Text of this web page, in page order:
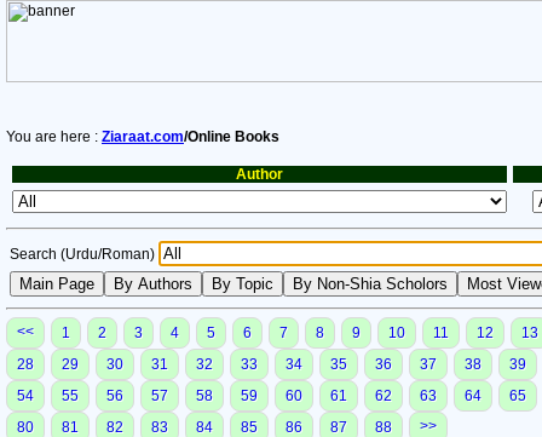
You are here : Ziaraat.com/Online Books
Author
Search (Urdu/Roman)
<< 1 2 3 4 5 6 7 8 9 10 11 12
13
28
29 30 31 32 33 34 35 36 37 38
39
54
55 56 57 58 59 60 61 62 63 64
65
80
81 82 83 84 85 86 87 88
>>